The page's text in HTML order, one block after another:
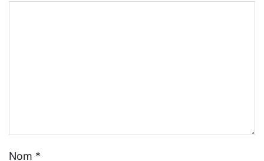
Nom *